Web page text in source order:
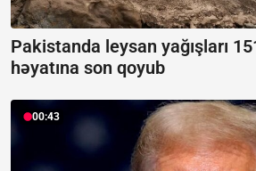
Pakistanda leysan yağışları
həyatına son qoyub
00:43